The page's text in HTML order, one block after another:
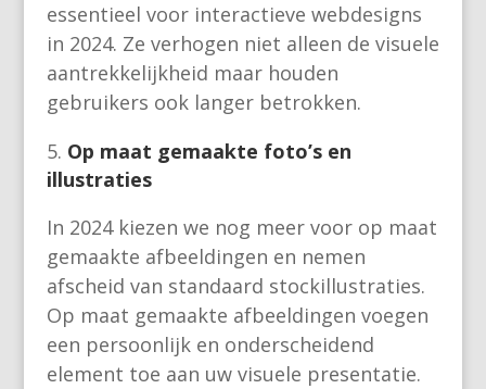
essentieel voor interactieve webdesigns
in 2024. Ze verhogen niet alleen de visuele
aantrekkelijkheid maar houden
gebruikers ook langer betrokken.
Op maat gemaakte foto’s en
illustraties
In 2024 kiezen we nog meer voor op maat
gemaakte afbeeldingen en nemen
afscheid van standaard stockillustraties.
Op maat gemaakte afbeeldingen voegen
een persoonlijk en onderscheidend
element toe aan uw visuele presentatie.